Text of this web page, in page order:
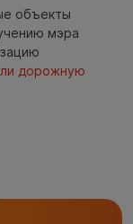
объекты
мэра
дорожную